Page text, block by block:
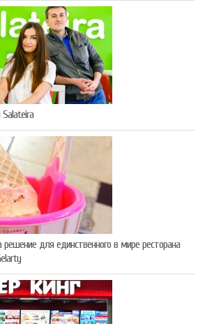
решение для единственного в мире ресторана